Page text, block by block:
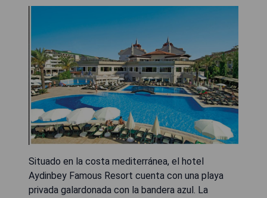
Situado en la costa mediterránea, el hotel
Aydinbey Famous Resort cuenta con una playa
privada galardonada con la bandera azul. La